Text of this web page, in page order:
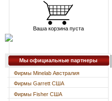
Ваша корзина пуста
Мы официальные партнеры
Фирмы Minelab Австралия
Фирмы Garrett США
Фирмы Fisher США